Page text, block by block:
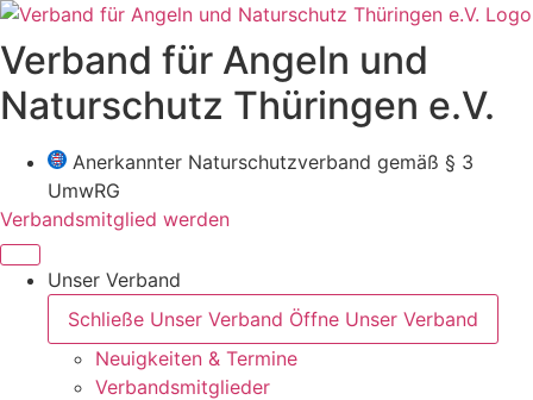
Zum
Inhalt
wechseln
Verband für Angeln und
Naturschutz Thüringen e.V.
Anerkannter Naturschutzverband gemäß § 3
UmwRG
Verbandsmitglied werden
Unser Verband
Schließe Unser Verband Öffne Unser Verband
Neuigkeiten & Termine
Verbandsmitglieder